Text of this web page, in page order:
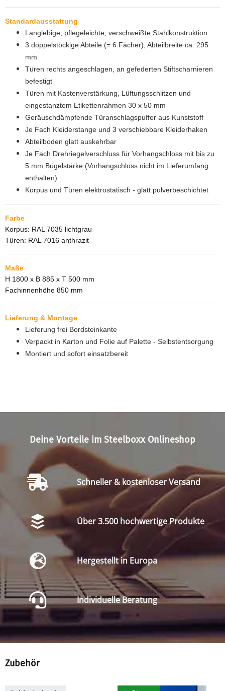
Standardausstattung
Langlebige, pflegeleichte, verschweißte Stahlkonstruktion
3 doppelstöckige Abteile (= 6 Fächer), Abteilbreite ca. 295
mm
Türen rechts angeschlagen, an gefederten Stiftscharnieren
befestigt
Türen mit Kastenverstärkung, Lüftungsschlitzen und
eingestanztem Etikettenrahmen 30 x 50 mm
Geräuschdämpfende Türanschlagspuffer aus Kunststoff
Je Fach Kleiderstange und 3 verschiebbare Kleiderhaken
Abteilboden glatt auskehrbar
Je Fach Drehriegelverschluss für Vorhangschloss mit bis zu
5 mm Bügelstärke (Vorhangschloss nicht im Lieferumfang
enthalten)
Korpus und Türen elektrostatisch - glatt pulverbeschichtet
Farbe
Korpus: RAL 7035 lichtgrau
Türen: RAL 7016 anthrazit
Maße
H 1800 x B 885 x T 500 mm
Fachinnenhöhe 850 mm
Lieferung & Montage
Lieferung frei Bordsteinkante
Verpackt in Karton und Folie auf Palette - Selbstentsorgung
Montiert und sofort einsatzbereit
Deine Vorteile im Steelboxx Onlineshop
Schneller & kostenloser Versand
Über 3.500 hochwertige Produkte
Hergestellt in Europa
Individuelle Beratung
Zubehör